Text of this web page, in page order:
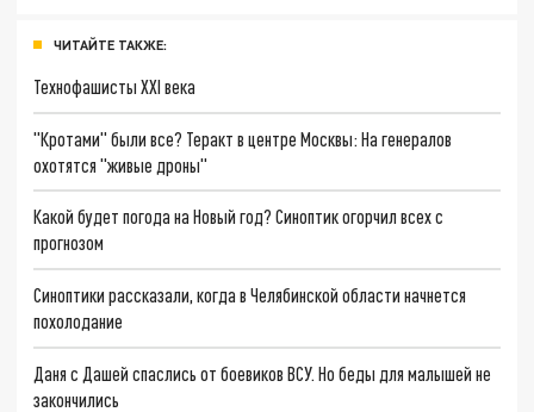
ЧИТАЙТЕ ТАКЖЕ:
Технофашисты XXI века
"Кротами" были все? Теракт в центре Москвы: На генералов
охотятся "живые дроны"
Какой будет погода на Новый год? Синоптик огорчил всех с
прогнозом
Синоптики рассказали, когда в Челябинской области начнется
похолодание
Даня с Дашей спаслись от боевиков ВСУ. Но беды для малышей не
закончились